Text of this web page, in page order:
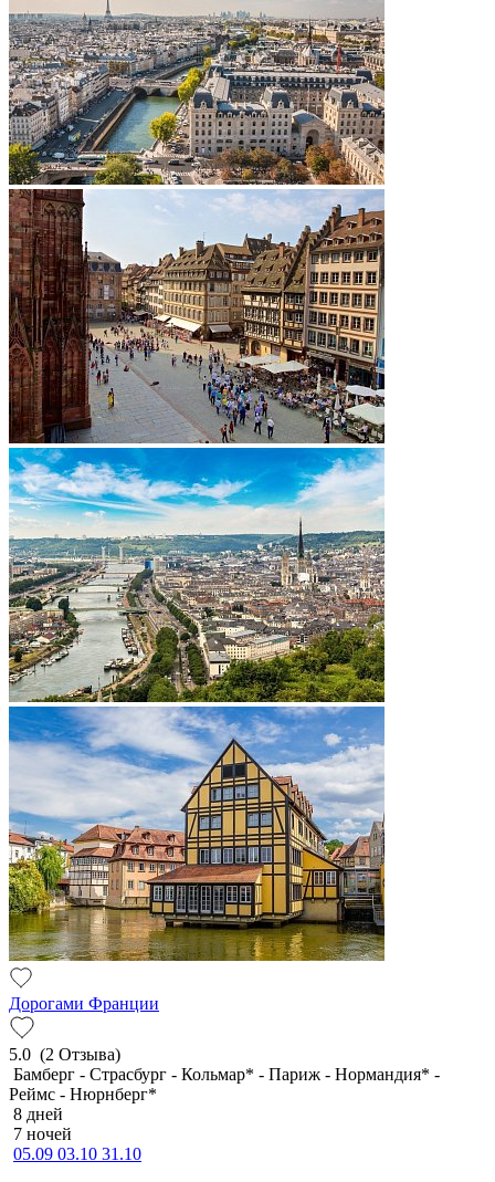
Дорогами Франции
5.0 (2 Отзыва)
Бамберг - Страсбург - Кольмар* - Париж - Нормандия* -
Реймс - Нюрнберг*
8 дней
7 ночей
05.09 03.10 31.10